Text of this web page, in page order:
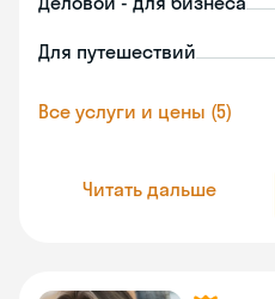
Для путешествий
Все услуги и цены (5)
Читать дальше